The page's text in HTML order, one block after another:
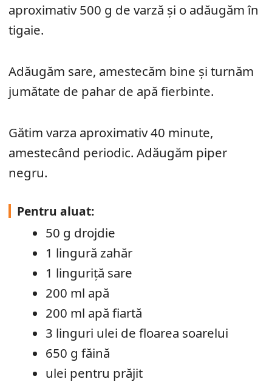
aproximativ 500 g de varză şi o adăugăm în
tigaie.
Adăugăm sare, amestecăm bine şi turnăm
jumătate de pahar de apă fierbinte.
Gătim varza aproximativ 40 minute,
amestecând periodic. Adăugăm piper
negru.
Pentru aluat:
50 g drojdie
1 lingură zahăr
1 linguriţă sare
200 ml apă
200 ml apă fiartă
3 linguri ulei de floarea soarelui
650 g făină
ulei pentru prăjit